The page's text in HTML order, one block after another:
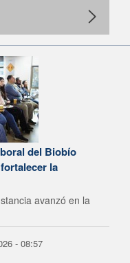
del Biobío
la
avanzó en la
- 08:57